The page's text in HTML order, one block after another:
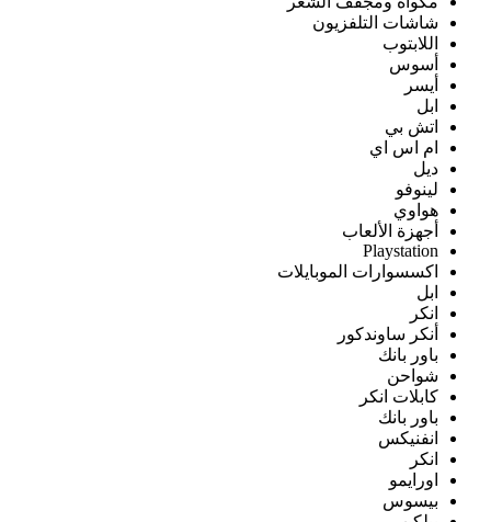
شاشات التلفزيون
اللابتوب
أسوس
أيسر
ابل
اتش بي
ام اس اي
ديل
لينوفو
هواوي
أجهزة الألعاب
Playstation
اكسسوارات الموبايلات
ابل
انكر
أنكر ساوندكور
باور بانك
شواحن
كابلات انكر
باور بانك
انفنيكس
انكر
اورايمو
بيسوس